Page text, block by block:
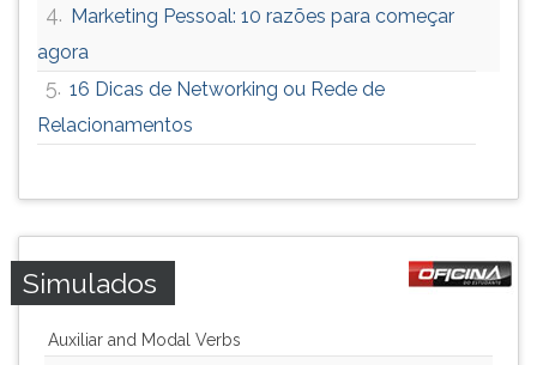
4. Marketing Pessoal: 10 razões para começar
agora
5. 16 Dicas de Networking ou Rede de
Relacionamentos
Simulados
Auxiliar and Modal Verbs